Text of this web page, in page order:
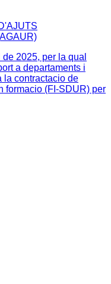
2025, per la qual
a departaments i
la contractacio de
formacio (FI-SDUR) per